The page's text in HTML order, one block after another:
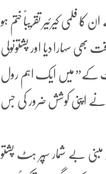
ان کا فلمی کیرئیر تقریباً ختم ہو
سہارا دیا اور پشتونولی
کے” میں ایک اہم رول
نے اپنی کوشش ضرور کی جس
بے شمار سُپر ہٹ پشتو